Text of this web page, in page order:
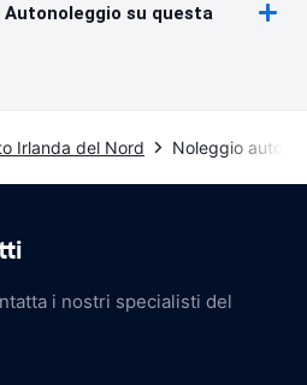
su questa
Irlanda del Nord Noleggio auto
i nostri specialisti del